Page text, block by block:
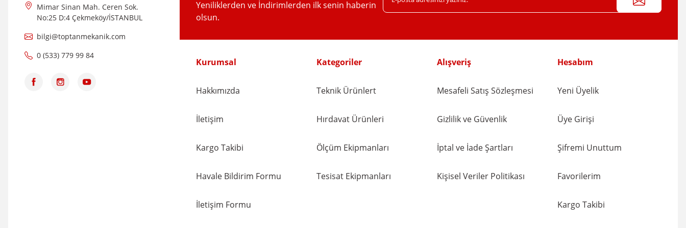
NVS
1 1/2'' - Sarı Saat-Sayaç Rekoru - NVS2905
781,20 TL
840,00 TL
Mimar Sinan Mah. Ceren Sok.
No:25 D:4 Çekmeköy/İSTANBUL
bilgi@toptanmekanik.com
0 (533) 779 99 84
Yeniliklerden ve İndirimlerden ilk senin haberin
olsun.
Kurumsal
Hakkımızda
İletişim
Kargo Takibi
Havale Bildirim Formu
İletişim Formu
Kategoriler
Teknik Ürünlert
Hırdavat Ürünleri
Ölçüm Ekipmanları
Tesisat Ekipmanları
Alışveriş
Mesafeli Satış Sözleşmesi
Gizlilik ve Güvenlik
İptal ve İade Şartları
Kişisel Veriler Politikası
Hesabım
Yeni Üyelik
Üye Girişi
Şifremi Unuttum
Favorilerim
Kargo Takibi